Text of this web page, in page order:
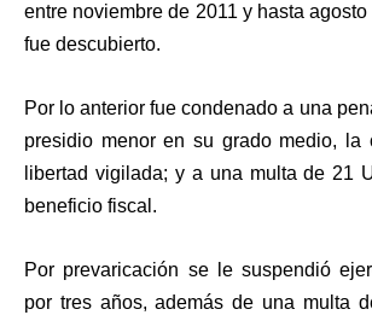
entre noviembre de 2011 y hasta
fue descubierto.
Por lo anterior fue condenado a una
presidio menor en su grado medio, la
libertad vigilada; y a una multa de 21
beneficio fiscal.
Por prevaricación se le suspendió
por tres años, además de una multa